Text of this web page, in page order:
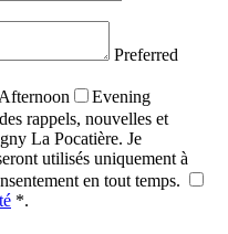
Preferred
Afternoon
Evening
rappels, nouvelles et
La Pocatière. Je
utilisés uniquement à
en tout temps.
*.